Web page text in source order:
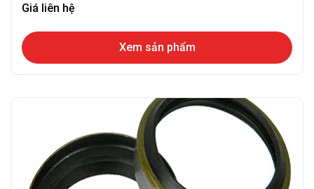
Giá liên hệ
Xem sản phẩm